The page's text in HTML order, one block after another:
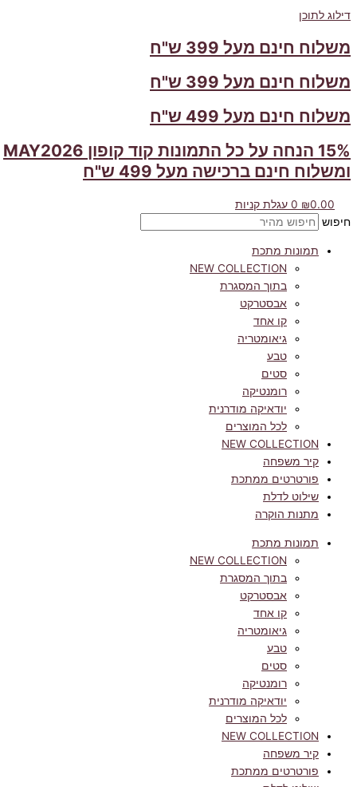
דילוג לתוכן
משלוח חינם מעל 399 ש"ח
משלוח חינם מעל 399 ש"ח
משלוח חינם מעל 499 ש"ח
15% הנחה על כל התמונות קוד קופון MAY2026
ומשלוח חינם ברכישה מעל 499 ש"ח
₪0.00
0
עגלת קניות
חיפוש
תמונות מתכת
NEW COLLECTION
בתוך המסגרת
אבסטרקט
קו אחד
גיאומטריה
טבע
סטים
רומנטיקה
יודאיקה מודרנית
לכל המוצרים
NEW COLLECTION
קיר משפחה
פורטרטים ממתכת
שילוט לדלת
מתנות הוקרה
תמונות מתכת
NEW COLLECTION
בתוך המסגרת
אבסטרקט
קו אחד
גיאומטריה
טבע
סטים
רומנטיקה
יודאיקה מודרנית
לכל המוצרים
NEW COLLECTION
קיר משפחה
פורטרטים ממתכת